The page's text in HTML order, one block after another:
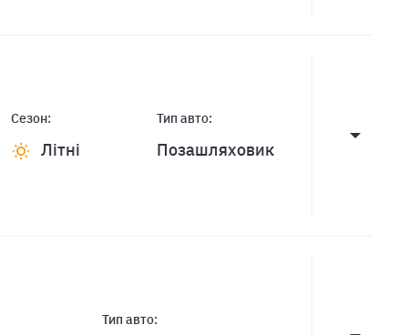
Сезон:
Літні
Тип авто:
Позашляховик
Тип авто: